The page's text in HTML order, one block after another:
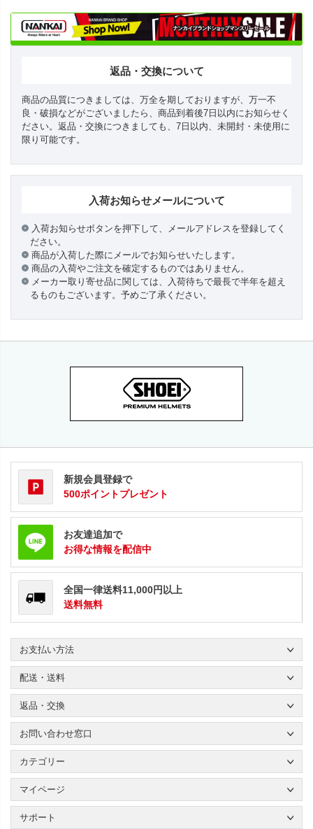
返品・交換について
商品の品質につきましては、万全を期しておりますが、万一不
良・破損などがございましたら、商品到着後7日以内にお知らせく
ださい。返品・交換につきましても、7日以内、未開封・未使用に
限り可能です。
入荷お知らせメールについて
入荷お知らせボタンを押下して、メールアドレスを登録してく
ださい。
商品が入荷した際にメールでお知らせいたします。
商品の入荷やご注文を確定するものではありません。
メーカー取り寄せ品に関しては、入荷待ちで最長で半年を超え
るものもございます。予めご了承ください。
新規会員登録で
500ポイントプレゼント
お友達追加で
お得な情報を配信中
全国一律送料11,000円以上
送料無料
お支払い方法
配送・送料
返品・交換
お問い合わせ窓口
カテゴリー
マイページ
サポート